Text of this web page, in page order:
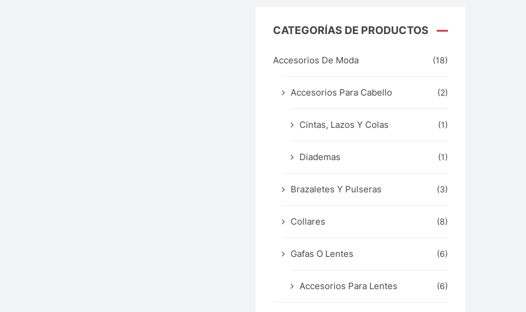
CATEGORÍAS DE PRODUCTOS
Accesorios De Moda (18)
Accesorios Para Cabello (2)
Cintas, Lazos Y Colas (1)
Diademas (1)
Brazaletes Y Pulseras (3)
Collares (8)
Gafas O Lentes (6)
Accesorios Para Lentes (6)